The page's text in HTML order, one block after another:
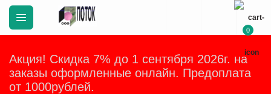
Акция! Скидка 7% до 1 сентября 2026г. на
заказы оформленные онлайн. Предоплата
от 1000рублей.
0